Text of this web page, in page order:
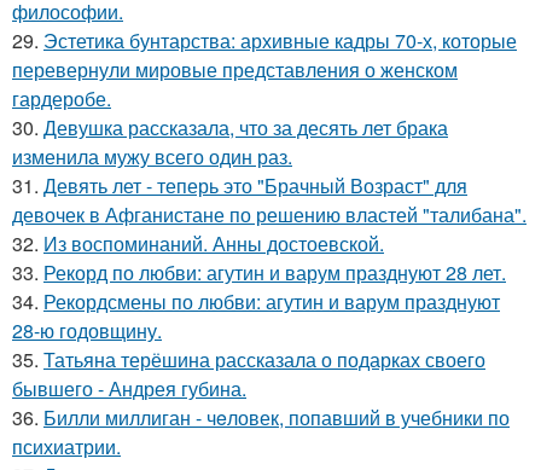
философии.
29. Эстетика бунтарства: архивные кадры 70-х, которые
перевернули мировые представления о женском
гардеробе.
30. Девушка рассказала, что за десять лет брака
изменила мужу всего один раз.
31. Девять лет - теперь это "Брачный Возраст" для
девочек в Афганистане по решению властей "талибана".
32. Из воспоминаний. Анны достоевской.
33. Рекорд по любви: агутин и варум празднуют 28 лет.
34. Рекордсмены по любви: агутин и варум празднуют
28-ю годовщину.
35. Татьяна терёшина рассказала о подарках своего
бывшего - Андрея губина.
36. Билли миллиган - чeловек, попавший в учебники по
психиатрии.